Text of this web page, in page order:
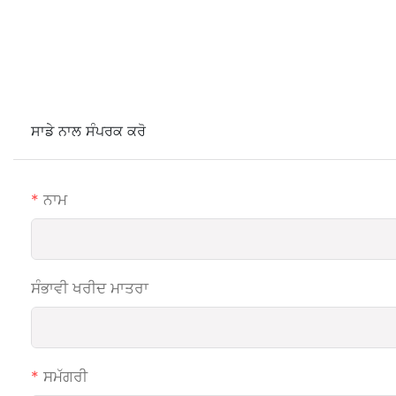
ਸਾਡੇ ਨਾਲ ਸੰਪਰਕ ਕਰੋ
ਨਾਮ
ਸੰਭਾਵੀ ਖਰੀਦ ਮਾਤਰਾ
ਸਮੱਗਰੀ